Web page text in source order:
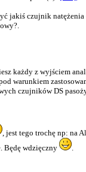
jakiś czujnik
każdy z wyjściem
warunkiem
czujników DS
, jest tego trochę np: na
Będę wdzięczny